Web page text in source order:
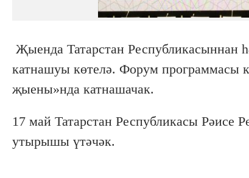
Җыенда Татарстан Республикасыннан
катнашуы көтелә. Форум программасы
җыены»нда катнашачак.
17 май Татарстан Республикасы
утырышы үтәчәк.